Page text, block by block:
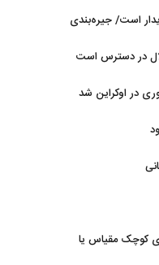
است/ جیره‌بندی
در دسترس است
در اوکراین شد
کوچک مقیاس یا